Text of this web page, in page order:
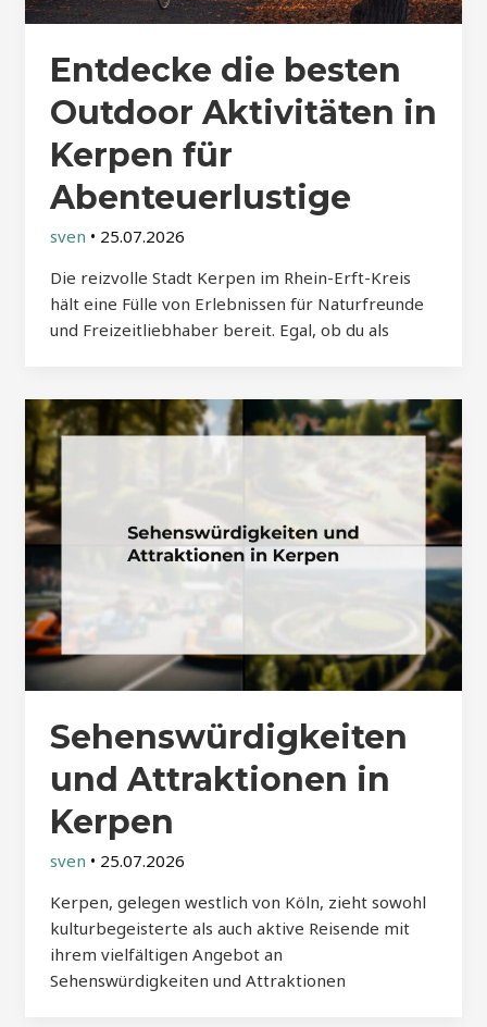
Entdecke die besten
Outdoor Aktivitäten in
Kerpen für
Abenteuerlustige
sven • 25.07.2026
Die reizvolle Stadt Kerpen im Rhein-Erft-Kreis
hält eine Fülle von Erlebnissen für Naturfreunde
und Freizeitliebhaber bereit. Egal, ob du als
Sehenswürdigkeiten
und Attraktionen in
Kerpen
sven • 25.07.2026
Kerpen, gelegen westlich von Köln, zieht sowohl
kulturbegeisterte als auch aktive Reisende mit
ihrem vielfältigen Angebot an
Sehenswürdigkeiten und Attraktionen